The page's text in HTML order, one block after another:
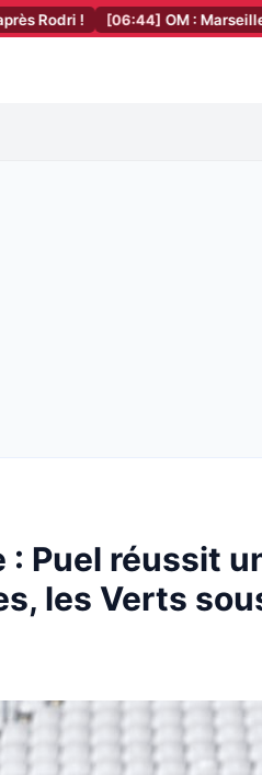
! [06:44] OM : Marseille cède
: Puel réussit
les Verts